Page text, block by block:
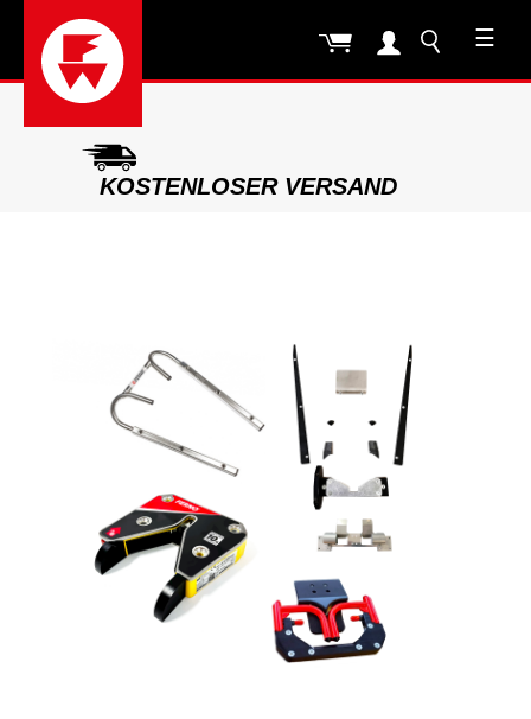
☰
KOSTENLOSER VERSAND